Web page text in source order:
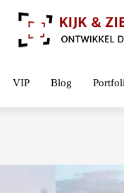
VIP Blog